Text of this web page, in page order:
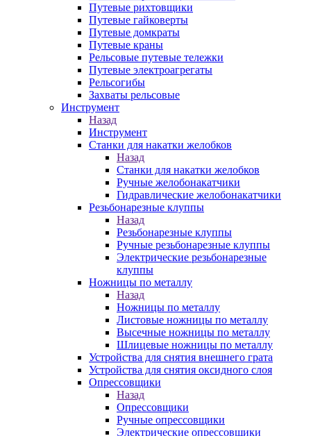
Путевые рихтовщики
Путевые гайковерты
Путевые домкраты
Путевые краны
Рельсовые путевые тележки
Путевые электроагрегаты
Рельсогибы
Захваты рельсовые
Инструмент
Назад
Инструмент
Станки для накатки желобков
Назад
Станки для накатки желобков
Ручные желобонакатчики
Гидравлические желобонакатчики
Резьбонарезные клуппы
Назад
Резьбонарезные клуппы
Ручные резьбонарезные клуппы
Электрические резьбонарезные
клуппы
Ножницы по металлу
Назад
Ножницы по металлу
Листовые ножницы по металлу
Высечные ножницы по металлу
Шлицевые ножницы по металлу
Устройства для снятия внешнего грата
Устройства для снятия оксидного слоя
Опрессовщики
Назад
Опрессовщики
Ручные опрессовщики
Электрические опрессовщики